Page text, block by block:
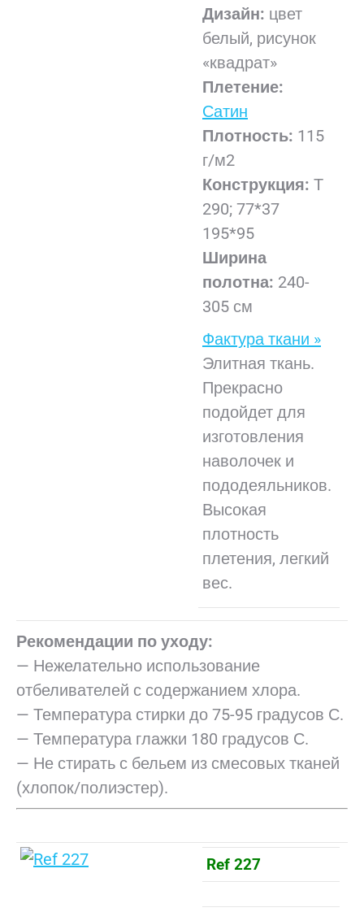
Дизайн: цвет
белый, рисунок
«квадрат»
Плетение:
Сатин
Плотность: 115
г/м2
Конструкция: Т
290; 77*37
195*95
Ширина
полотна: 240-
305 см
Фактура ткани »
Элитная ткань.
Прекрасно
подойдет для
изготовления
наволочек и
пододеяльников.
Высокая
плотность
плетения, легкий
вес.
Рекомендации по уходу:
— Нежелательно использование
отбеливателей с содержанием хлора.
— Температура стирки до 75-95 градусов С.
— Температура глажки 180 градусов С.
— Не стирать с бельем из смесовых тканей
(хлопок/полиэстер).
Ref 227